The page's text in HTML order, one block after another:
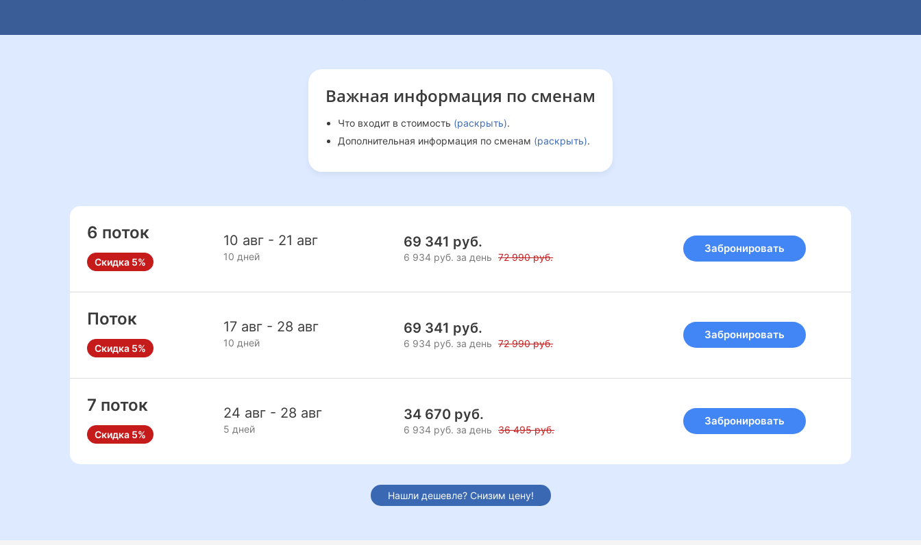
Важная информация по сменам
Что входит в стоимость (раскрыть).
Дополнительная информация по сменам (раскрыть).
6 поток
Скидка 5%
10 авг - 21 авг
10 дней
69 341 руб.
6 934 руб. за день 72 990 руб.
Забронировать
Поток
Скидка 5%
17 авг - 28 авг
10 дней
69 341 руб.
6 934 руб. за день 72 990 руб.
Забронировать
7 поток
Скидка 5%
24 авг - 28 авг
5 дней
34 670 руб.
6 934 руб. за день 36 495 руб.
Забронировать
Нашли дешевле? Снизим цену!